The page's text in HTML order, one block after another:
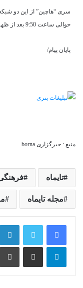
حوالی ساعت 9:50 بعد از ظهر پخش می شود.
پایان پیام/
منبع : خبرگزاری borna
تایماه
مجله تایماه
تلگرام اشتراک گذاری از طریق ایمیل